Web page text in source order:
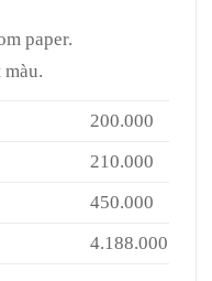
paper.
200.000
210.000
450.000
4.188.000